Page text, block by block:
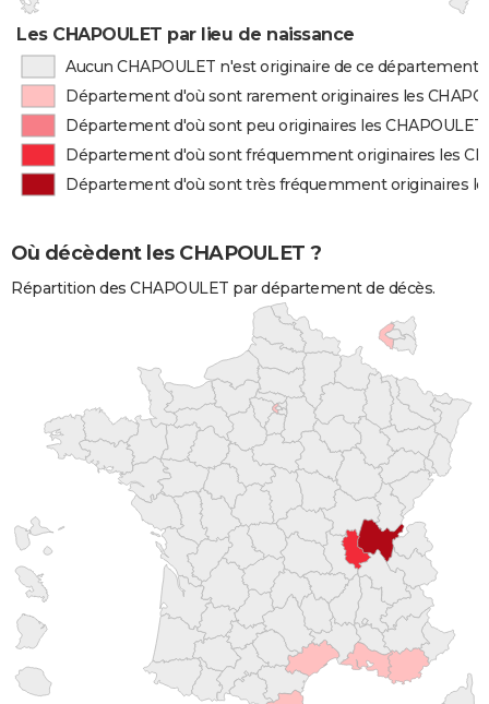
Les CHAPOULET par lieu de naissance
Aucun CHAPOULET n'est originaire de ce département
Département d'où sont rarement originaires les
Département d'où sont peu originaires les CHAPOULET
Département d'où sont fréquemment originaires les
Département d'où sont très fréquemment originaires
Où décèdent les CHAPOULET ?
Répartition des CHAPOULET par département de décès.